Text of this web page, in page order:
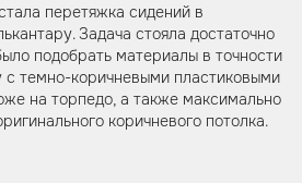
перетяжка сидений в
Задача стояла достаточно
подобрать материалы в точности
темно-коричневыми пластиковыми
на торпедо, а также максимально
коричневого потолка.